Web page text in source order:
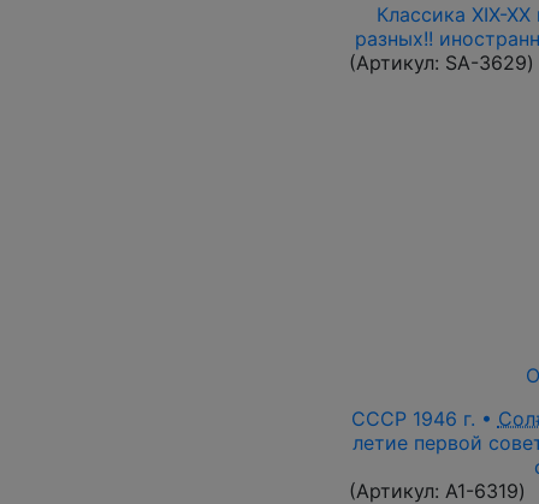
Классика XIX-
разных!!
(Артикул: SA-3629)
СССР 1946 г. •
летие первой
(Артикул: A1-6319)